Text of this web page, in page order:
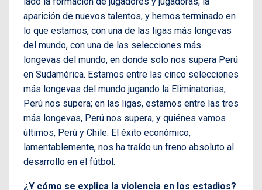
aparición de nuevos talentos, y hemos terminado en
lo que estamos, con una de las ligas más longevas
del mundo, con una de las selecciones más
longevas del mundo, en donde solo nos supera Perú
en Sudamérica. Estamos entre las cinco selecciones
más longevas del mundo jugando la Eliminatorias,
Perú nos supera; en las ligas, estamos entre las tres
más longevas, Perú nos supera, y quiénes vamos
últimos, Perú y Chile. El éxito económico,
lamentablemente, nos ha traído un freno absoluto al
desarrollo en el fútbol.
¿Y cómo se explica la violencia en los estadios?